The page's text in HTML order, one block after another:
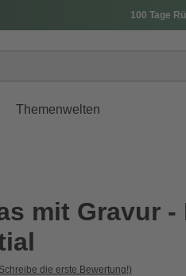
100 Tage
Themenwelten
mit Gravur -
die erste Bewertung!)